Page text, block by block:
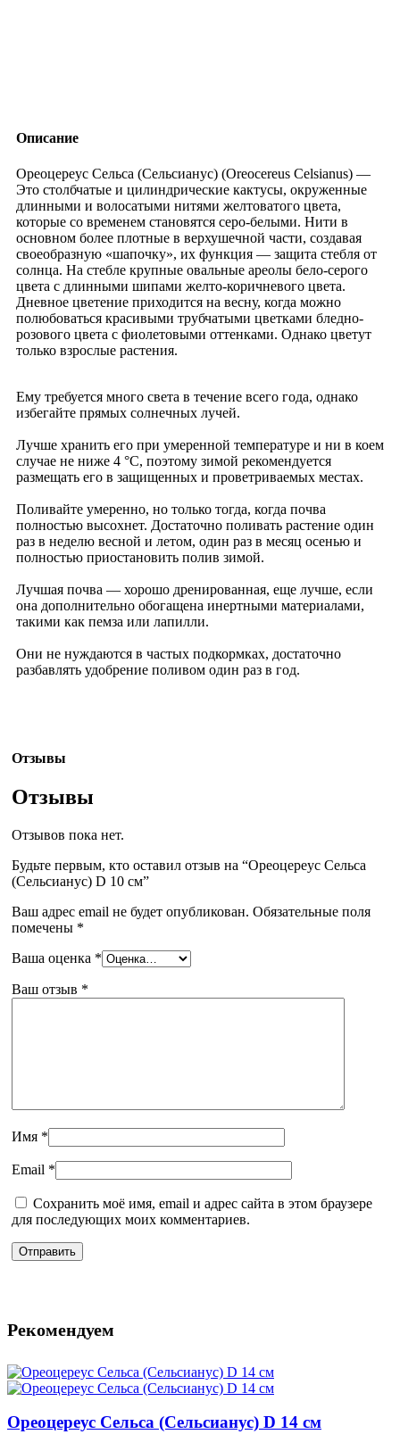
Описание
Ореоцереус Сельса (Сельсианус) (Oreocereus Celsianus) —
Это столбчатые и цилиндрические кактусы, окруженные
длинными и волосатыми нитями желтоватого цвета,
которые со временем становятся серо-белыми. Нити в
основном более плотные в верхушечной части, создавая
своеобразную «шапочку», их функция — защита стебля от
солнца. На стебле крупные овальные ареолы бело-серого
цвета с длинными шипами желто-коричневого цвета.
Дневное цветение приходится на весну, когда можно
полюбоваться красивыми трубчатыми цветками бледно-
розового цвета с фиолетовыми оттенками. Однако цветут
только взрослые растения.
Ему требуется много света в течение всего года, однако
избегайте прямых солнечных лучей.
Лучше хранить его при умеренной температуре и ни в коем
случае не ниже 4 °C, поэтому зимой рекомендуется
размещать его в защищенных и проветриваемых местах.
Поливайте умеренно, но только тогда, когда почва
полностью высохнет. Достаточно поливать растение один
раз в неделю весной и летом, один раз в месяц осенью и
полностью приостановить полив зимой.
Лучшая почва — хорошо дренированная, еще лучше, если
она дополнительно обогащена инертными материалами,
такими как пемза или лапилли.
Они не нуждаются в частых подкормках, достаточно
разбавлять удобрение поливом один раз в год.
Отзывы
Отзывы
Отзывов пока нет.
Будьте первым, кто оставил отзыв на “Ореоцереус Сельса
(Сельсианус) D 10 см”
Ваш адрес email не будет опубликован. Обязательные поля
помечены *
Ваша оценка *
Ваш отзыв *
Имя *
Email *
Сохранить моё имя, email и адрес сайта в этом браузере
для последующих моих комментариев.
Рекомендуем
Ореоцереус Сельса (Сельсианус) D 14 см